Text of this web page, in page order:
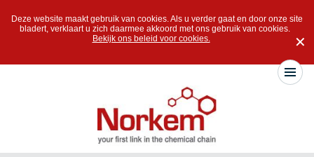
Deze website maakt gebruik van cookies. Als u verder gaat en door onze site
bladert, verklaart u zich daarmee akkoord met ons gebruik van cookies.
Bekijk ons beleid voor cookies.
✕